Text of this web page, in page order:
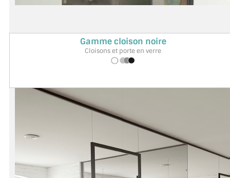
NOUS TROUVER - BUC 78
NOUS CONTACTER
Gamme cloison noire
Cloisons et porte en verre